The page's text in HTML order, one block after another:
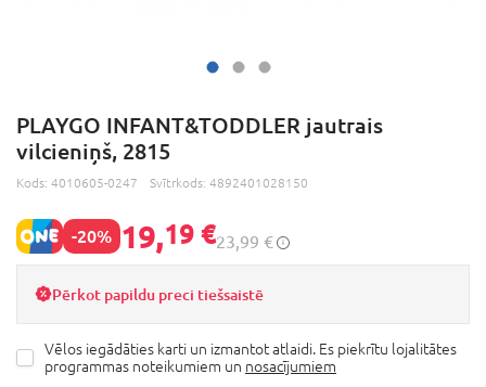
PLAYGO INFANT&TODDLER jautrais
vilcieniņš, 2815
Kods: 4010605-0247 Svītrkods: 4892401028150
-20% 19,19 €23,99 €
Pērkot papildu preci tiešsaistē
Vēlos iegādāties karti un izmantot atlaidi. Es piekrītu lojalitātes
programmas noteikumiem un nosacījumiem